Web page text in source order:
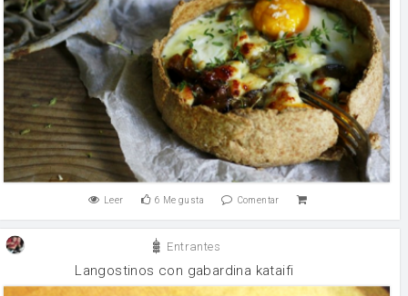
Leer 6 Me gusta Comentar
Entrantes
Langostinos con gabardina kataifi